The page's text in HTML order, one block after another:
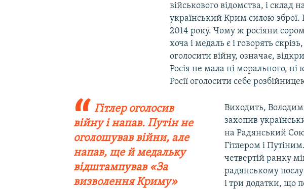
військового відомства, і склад
український Крим силою зброї.
2014 року. Чому ж росіяни
хоча і медаль є і говорять
оголосити війну, означає,
Росія не мала ні морального,
Росії оголосити себе
Гітлер оголосив
війну і напав. Путін не
оголошував війни, але
напав, ще й медальку
відштампував «За
визволення Криму»
Виходить,
захопив
на Радянський
Гітлером і
четвертій ранку
радянському послу
і три додатки, що